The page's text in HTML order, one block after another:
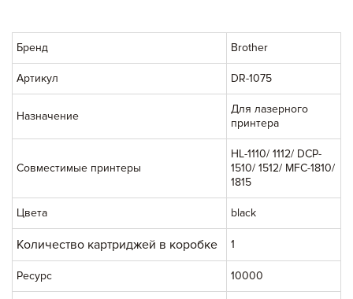
Бренд Brother
Артикул DR-1075
Назначение
Для лазерного
принтера
Совместимые принтеры
HL-1110/ 1112/ DCP-
1510/ 1512/ MFC-1810/
1815
Цвета black
Количество картриджей в коробке 1
Ресурс 10000